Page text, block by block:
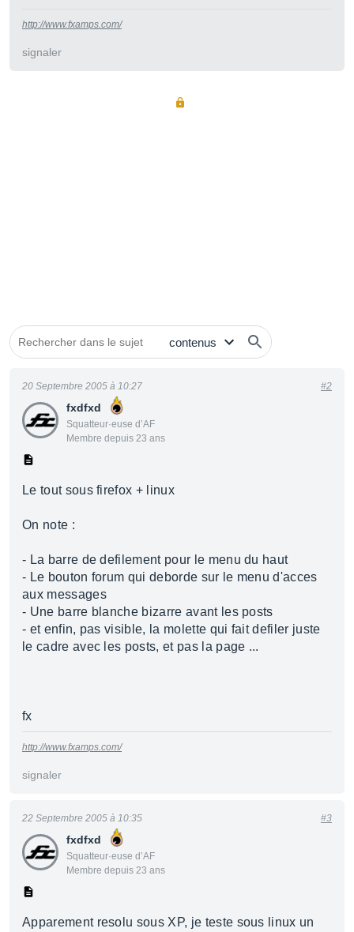
http://www.fxamps.com/
signaler
fxdfxd
Squatteur·euse d’AF
Membre depuis 23 ans
20 Septembre 2005 à 10:27 #2
Le tout sous firefox + linux
On note :
- La barre de defilement pour le menu du haut
- Le bouton forum qui deborde sur le menu d'acces
aux messages
- Une barre blanche bizarre avant les posts
- et enfin, pas visible, la molette qui fait defiler juste
le cadre avec les posts, et pas la page ...
fx
http://www.fxamps.com/
signaler
fxdfxd
Squatteur·euse d’AF
Membre depuis 23 ans
22 Septembre 2005 à 10:35 #3
Apparement resolu sous XP, je teste sous linux un